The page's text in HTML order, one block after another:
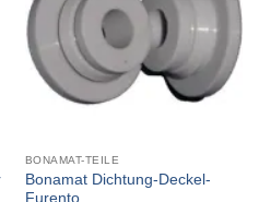
BONAMAT-TEILE
Bonamat Dichtung-Deckel-
Furento